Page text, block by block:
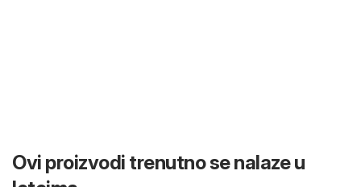
Ovi proizvodi trenutno se nalaze u